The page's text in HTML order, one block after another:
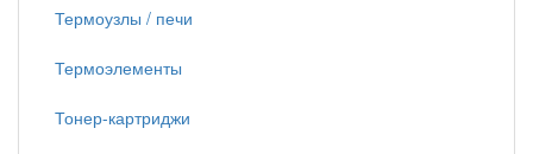
Термоузлы / печи
Термоэлементы
Тонер-картриджи